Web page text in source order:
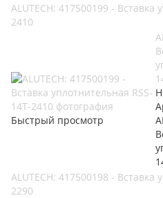
ALUTECH: 417500199 - Вставка
2410
Быстрый просмотр
ALUTECH: 417500198 - Вставка
2290